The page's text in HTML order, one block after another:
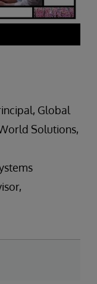
Global
Solutions,